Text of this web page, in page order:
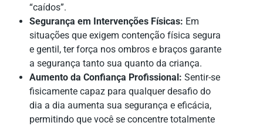
“caídos”.
Segurança em Intervenções Físicas: Em
situações que exigem contenção física segura
e gentil, ter força nos ombros e braços garante
a segurança tanto sua quanto da criança.
Aumento da Confiança Profissional: Sentir-se
fisicamente capaz para qualquer desafio do
dia a dia aumenta sua segurança e eficácia,
permitindo que você se concentre totalmente